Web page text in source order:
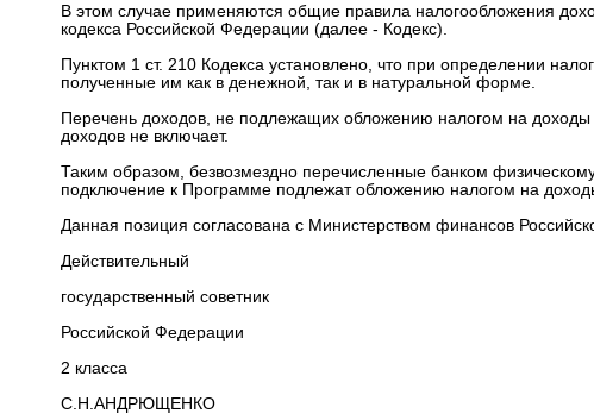
В этом случае применяются общие правила налогообложения
кодекса Российской Федерации (далее - Кодекс).
Пунктом 1 ст. 210 Кодекса установлено, что при определении
полученные им как в денежной, так и в натуральной форме.
Перечень доходов, не подлежащих обложению налогом на доходы
доходов не включает.
Таким образом, безвозмездно перечисленные банком
подключение к Программе подлежат обложению налогом на
Данная позиция согласована с Министерством финансов
Действительный
государственный советник
Российской Федерации
2 класса
С.Н.АНДРЮЩЕНКО